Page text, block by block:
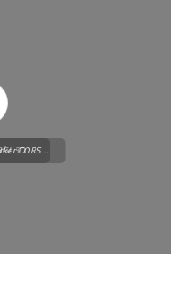
3D ...
CORS ...